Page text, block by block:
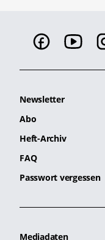
Newsletter
Abo
Heft-Archiv
FAQ
Passwort vergessen
Mediadaten